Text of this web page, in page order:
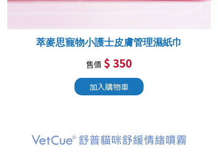
萃麥思寵物小護士皮膚管理濕紙巾
售價 $ 350
加入購物車